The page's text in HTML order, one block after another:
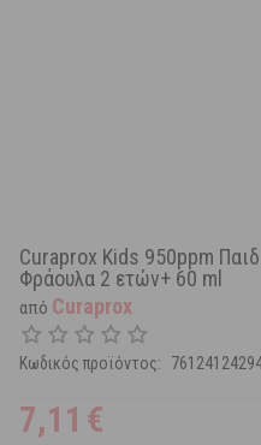
Curaprox Kids 950ppm
Φράουλα 2 ετών+ 60 ml
από Curaprox
Κωδικός προϊόντος:
7,11 €